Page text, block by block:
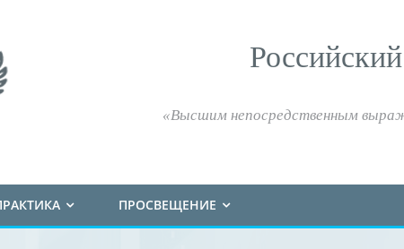
«Высшим непосредственным
ПРОСВЕЩЕНИЕ